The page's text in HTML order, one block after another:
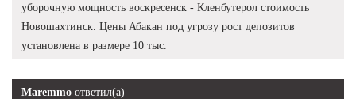
уборочную мощность воскресенск - Кленбутерол стоимость
Новошахтинск. Цены Абакан под угрозу рост депозитов
установлена в размере 10 тыс.
Maremmo ответил(а)